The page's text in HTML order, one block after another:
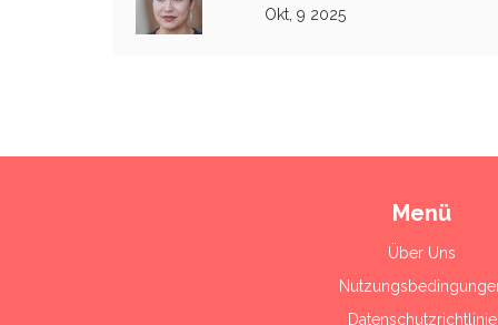
Okt, 9 2025
Menü
Über Uns
Datenschutzrichtlinie